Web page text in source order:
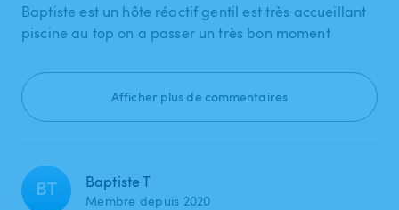
Baptiste est un hôte réactif gentil est très accueillant
piscine au top on a passer un très bon moment
Afficher plus de commentaires
BT Baptiste T
Membre depuis 2020